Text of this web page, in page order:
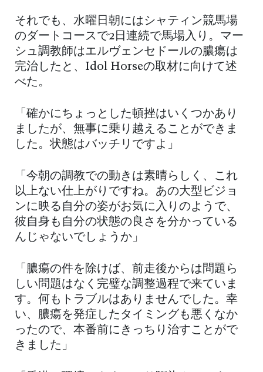
それでも、水曜日朝にはシャティン競馬場
のダートコースで2日連続で馬場入り。マー
シュ調教師はエルヴェンセドールの膿瘍は
完治したと、Idol Horseの取材に向けて述
べた。
「確かにちょっとした頓挫はいくつかあり
ましたが、無事に乗り越えることができま
した。状態はバッチリですよ」
「今朝の調教での動きは素晴らしく、これ
以上ない仕上がりですね。あの大型ビジョ
ンに映る自分の姿がお気に入りのようで、
彼自身も自分の状態の良さを分かっている
んじゃないでしょうか」
「膿瘍の件を除けば、前走後からは問題ら
しい問題はなく完璧な調整過程で来ていま
す。何もトラブルはありませんでした。幸
い、膿瘍を発症したタイミングも悪くなか
ったので、本番前にきっちり治すことがで
きました」